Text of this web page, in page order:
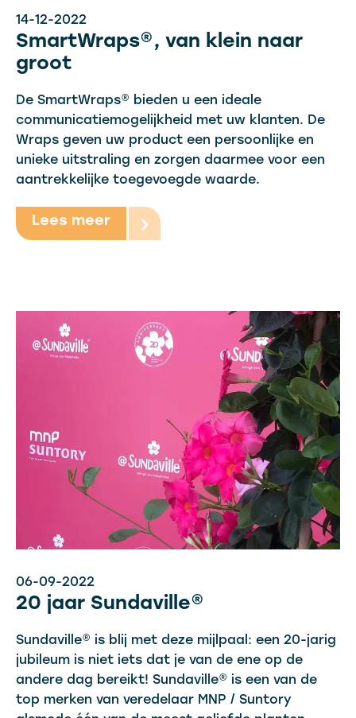
14-12-2022
SmartWraps®, van klein naar
groot
De SmartWraps® bieden u een ideale
communicatiemogelijkheid met uw klanten. De
Wraps geven uw product een persoonlijke en
unieke uitstraling en zorgen daarmee voor een
aantrekkelijke toegevoegde waarde.
Lees meer
06-09-2022
20 jaar Sundaville®
Sundaville® is blij met deze mijlpaal: een 20-jarig
jubileum is niet iets dat je van de ene op de
andere dag bereikt! Sundaville® is een van de
top merken van veredelaar MNP / Suntory